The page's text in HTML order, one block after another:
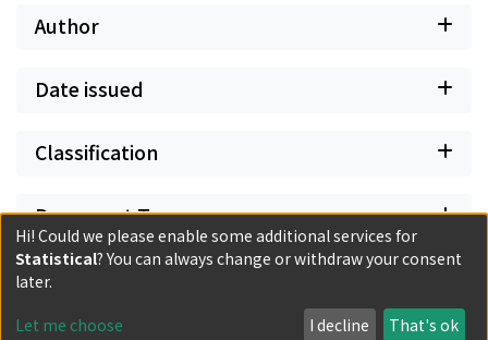
Author
Date issued
Classification
Document Type
Has files
Hi! Could we please enable some additional services for
Statistical? You can always change or withdraw your consent
later.
Let me choose I decline That's ok